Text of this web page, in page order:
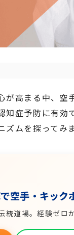
が高まる中、空
知症予防に有
ムを探ってみ
空手・キック
統道場。経験ゼロ